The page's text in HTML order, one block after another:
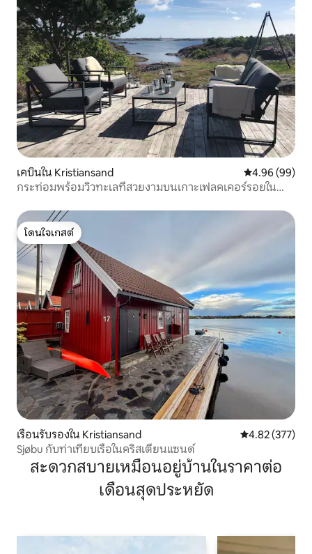
เคบินใน Kristiansand คะแนนเฉลี่ย
4.96 (99)
กระท่อมพร้อมวิวทะเลที่สวยงามบนเกาะเฟลคเคอร์รอยใน
โดนใจเกสต์
โดนใจเกสต์
เรือนรับรองใน Kristiansand คะแนนเฉลี่ย
4.82 (377)
Sjøbu กับท่าเทียบเรือในคริสเตียนแซนด์
สะดวกสบายเหมือนอยู่บ้านในราคาต่อ
เดือนสุดประหยัด